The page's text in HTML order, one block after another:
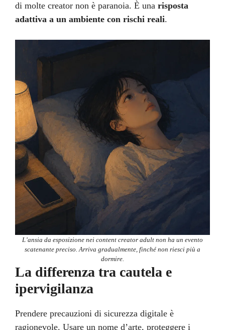
di molte creator non è paranoia. È una risposta
adattiva a un ambiente con rischi reali.
L’ansia da esposizione nei content creator adult non ha un evento
scatenante preciso. Arriva gradualmente, finché non riesci più a
dormire.
La differenza tra cautela e
ipervigilanza
Prendere precauzioni di sicurezza digitale è
ragionevole. Usare un nome d’arte, proteggere i